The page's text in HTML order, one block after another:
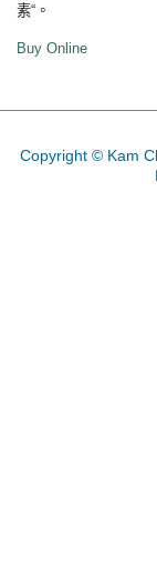
素“。
Buy Online
Copyright © Kam